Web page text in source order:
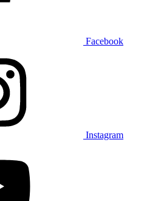
Facebook
Instagram